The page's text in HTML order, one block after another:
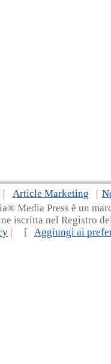
| Article Marketing |
Media Press è un
iscritta nel Registro
| [ Aggiungi ai